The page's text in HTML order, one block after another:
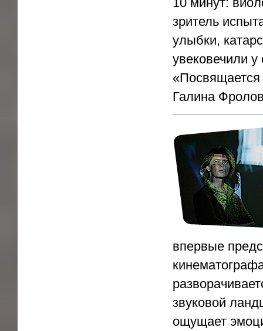
зритель
улыбки,
увековечили у
Галина
впервые
звуковой
ощущает